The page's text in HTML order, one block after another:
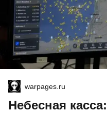
warpages.ru
Небесная